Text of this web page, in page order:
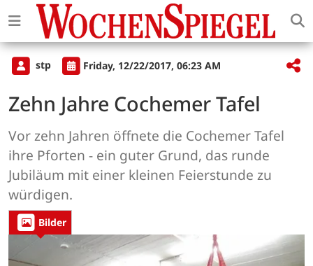
stp Friday, 12/22/2017, 06:23 AM
Zehn Jahre Cochemer Tafel
Vor zehn Jahren öffnete die Cochemer Tafel
ihre Pforten - ein guter Grund, das runde
Jubiläum mit einer kleinen Feierstunde zu
würdigen.
Bilder